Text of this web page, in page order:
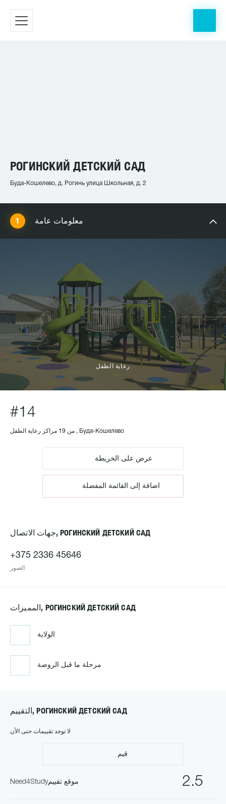
РОГИНСКИЙ ДЕТСКИЙ САД
Буда-Кошелево, д. Рогинь улица Школьная, д. 2
معلومات عامة
رعاية الطفل
#14
من 19 مراكز رعاية الطفل , Буда-Кошелево
عرض على الخريطة
اضافة إلى القائمة المفضلة
جهات الاتصال, РОГИНСКИЙ ДЕТСКИЙ САД
+375 2336 45646
الصور
المميزات, РОГИНСКИЙ ДЕТСКИЙ САД
الولاية
مرحلة ما قبل الروضة
التقييم, РОГИНСКИЙ ДЕТСКИЙ САД
لا توجد تقييمات حتى الأن
قيم
2.5 Need4Studyموقع تقييم